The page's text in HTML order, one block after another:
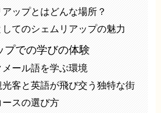
ップとはどんな場所？
してのシェムリアップの魅力
プでの学びの体験
ール語を学ぶ環境
光客と英語が飛び交う独特な街
ースの選び方